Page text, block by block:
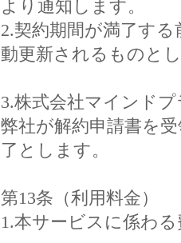
より通知します。
2.契約期間が満了す
動更新されるものと
3.株式会社マインド
弊社が解約申請書を
了とします。
第13条（利用料金）
1.本サービスに係わ